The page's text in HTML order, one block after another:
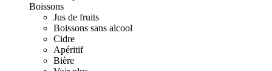
Boissons
Jus de fruits
Boissons sans alcool
Cidre
Apéritif
Bière